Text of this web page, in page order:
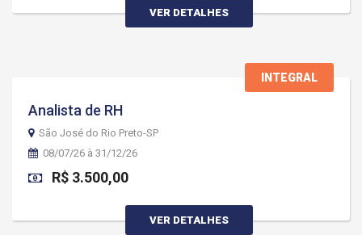
VER DETALHES
INTEGRAL
Analista de RH
São José do Rio Preto-SP
08/07/26 à 31/12/26
R$ 3.500,00
VER DETALHES